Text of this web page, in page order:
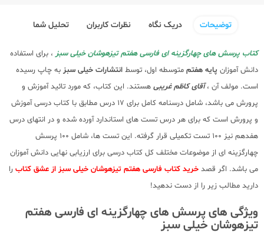
توضیحات دریک نگاه نظرات کاربران تحلیل شما
کتاب پرسش های چهارگزینه ای فارسی هفتم تیزهوشان خیلی سبز، برای استفاده
دانش آموزان پایه هفتم متوسطه اول، توسط انتشارات خیلی سبز به چاپ رسیده
است. مولف آن ،آقای کاظم غریبی هستند. این کتاب، که مورد تائید آموزش و
پرورش می باشد، شامل درسنامه کامل برای 17 درس مطابق با کتاب درسی آموزش
و پرورش است که برای هر درس تست های استاندارد آورده شده و در انتهای درس
هفدهم نیز 100 تست تکمیلی قرار گرفته. این تست ها، شامل 100 پرسش
چهارگزینه ای از موضوعات مختلف کل کتاب درسی برای ارزیابی نهایی دانش آموزان
می باشد. اگر قصد خرید کتاب فارسی هفتم تیزهوشان خیلی سبز از عشق کتاب را
دارید مطالب زیر را از دست ندهید!
ویژگی های پرسش های چهارگزینه ای فارسی هفتم
تیزهوشان خیلی سبز